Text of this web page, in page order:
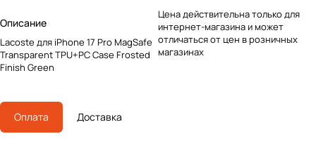
Описание
Lacoste для iPhone 17 Pro MagSafe
Transparent TPU+PC Case Frosted
Finish Green
Цена действительна только для
интернет-магазина и может
отличаться от цен в розничных
магазинах
Оплата Доставка